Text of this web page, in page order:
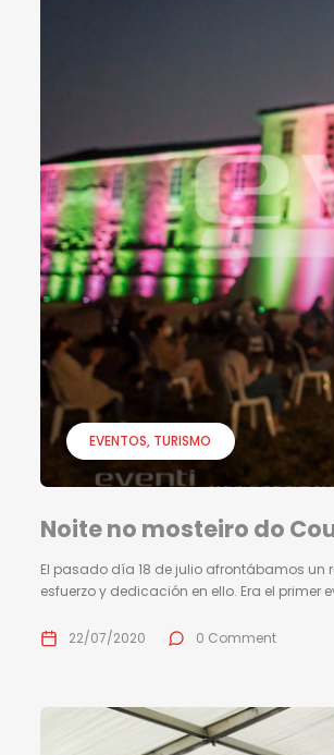
EVENTOS TURISMO
Noite no mosteiro do
El pasado día 18 de julio afrontábamos un
esfuerzo y dedicación en ello. Era el
22/07/2020 0 Comment